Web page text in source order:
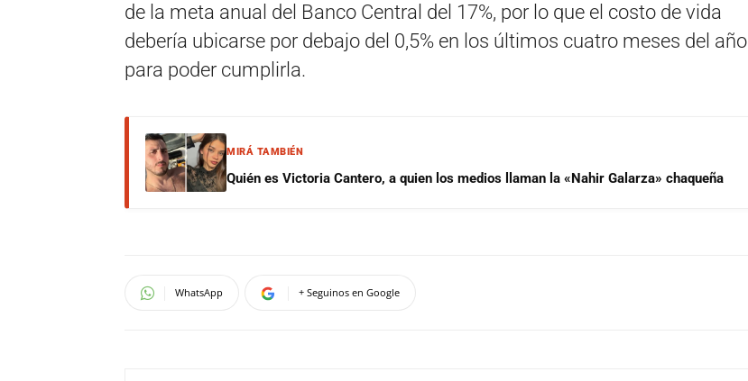
de la meta anual del Banco Central del 17%, por lo que el costo de vida
debería ubicarse por debajo del 0,5% en los últimos cuatro meses del año
para poder cumplirla.
MIRÁ TAMBIÉN
Quién es Victoria Cantero, a quien los medios llaman la «Nahir Galarza» chaqueña
WhatsApp + Seguinos en Google